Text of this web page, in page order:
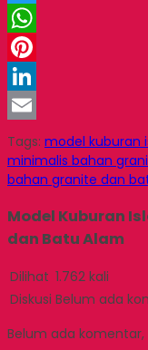
Twitter
WhatsApp
Pinterest
LinkedIn
Email
Tags: model kuburan
minimalis bahan
bahan granite dan
Model Kuburan
dan Batu Alam
Dilihat 1.762 kali
Diskusi Belum ada
Belum ada